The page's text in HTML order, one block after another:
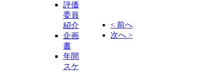
評価
委員
紹介
企画
書
年間
スケ
< 前へ
次へ >